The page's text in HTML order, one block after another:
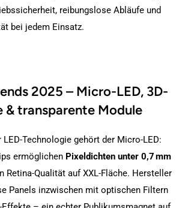
reibungslose Abläufe und
bei jedem Einsatz.
2025 – Micro-LED, 3D-
& transparente Module
LED-Technologie gehört der Micro-LED:
ermöglichen Pixeldichten unter 0,7 mm
Qualität auf XXL-Fläche. Hersteller
Panels inzwischen mit optischen Filtern